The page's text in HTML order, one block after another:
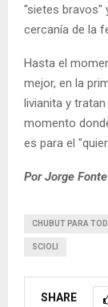
"sietes bravos"
cercanía de la
Hasta el
mejor, en la
livianita y
momento
es para el
Por Jorge
CHUBUT PARA
SCIOLI
SHARE